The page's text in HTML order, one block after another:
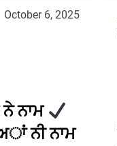
October 6, 2025
ਨਾਮ
ਨੀ ਨਾਮ